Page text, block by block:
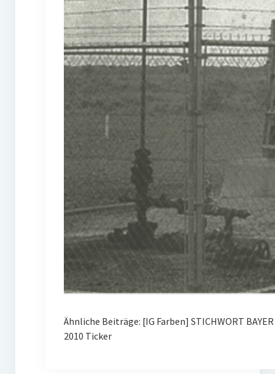
Ähnliche Beiträge: [IG Farben] STICHWORT
2010 Ticker